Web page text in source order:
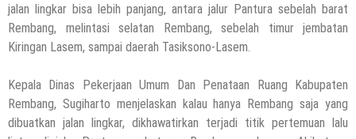
jalan lingkar bisa lebih panjang, antara jalur Pantura sebelah barat
Rembang, melintasi selatan Rembang, sebelah timur jembatan
Kiringan Lasem, sampai daerah Tasiksono-Lasem.
Kepala Dinas Pekerjaan Umum Dan Penataan Ruang Kabupaten
Rembang, Sugiharto menjelaskan kalau hanya Rembang saja yang
dibuatkan jalan lingkar, dikhawatirkan terjadi titik pertemuan lalu